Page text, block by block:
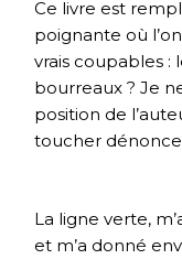
Ce livre est
poignante où
vrais coupables :
bourreaux ? Je
position de
toucher dénonce
La ligne verte,
et m’a donné